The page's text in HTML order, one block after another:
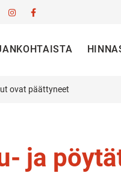
ovat päättyneet
ja